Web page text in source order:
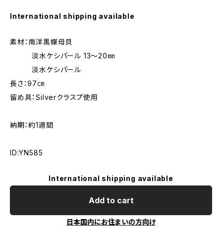
International shipping available
素材：南洋黒蝶母貝
淡水ケシパール 13～20㎜
淡水ケシパール
長さ：97㎝
留め具：Silverクラスプ使用
納期：約1週間
ID:YN585
International shipping available
Add to cart
日本国内にお住まいの方向け